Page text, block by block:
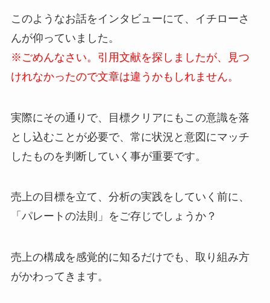
このようなお話をインタビューにて、イチローさ
んが仰っていました。
※ごめんなさい。引用文献を探しましたが、見つ
けれなかったので文章は違うかもしれません。
実際にその通りで、目標クリアにもこの意識を落
とし込むことが必要で、常に状況と意図にマッチ
したものを判断していく事が重要です。
売上の目標を立て、分析の実践をしていく前に、
「パレートの法則」をご存じでしょうか？
売上の構成を感覚的に知るだけでも、取り組み方
がかわってきます。